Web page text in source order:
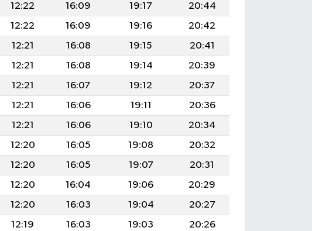
12:22 16:09 19:17
20:44
12:22 16:09 19:16
20:42
12:21 16:08 19:15
20:41
12:21 16:08 19:14
20:39
12:21 16:07 19:12
20:37
12:21 16:06 19:11
20:36
12:21 16:06 19:10
20:34
12:20 16:05 19:08
20:32
12:20 16:05 19:07
20:31
12:20 16:04 19:06
20:29
12:20 16:03 19:04
20:27
12:19 16:03 19:03
20:26